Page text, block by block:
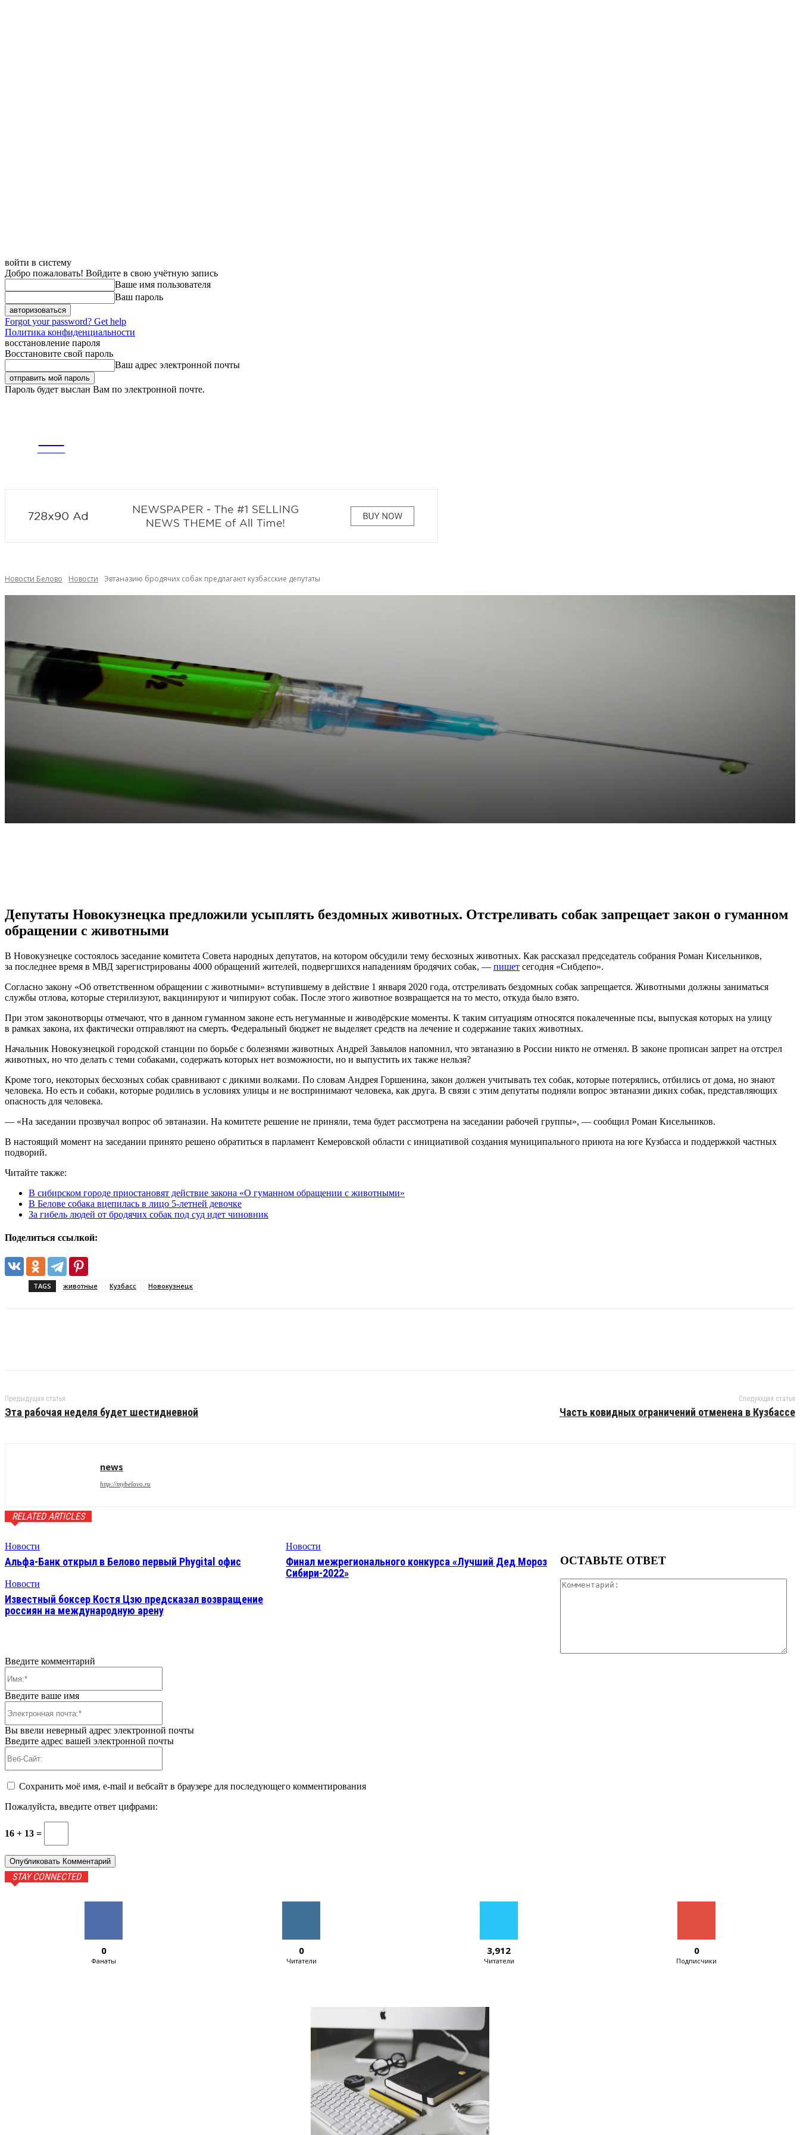
войти в систему
Добро пожаловать! Войдите в свою учётную запись
Ваше имя пользователя
Ваш пароль
Forgot your password? Get help
Политика конфиденциальности
восстановление пароля
Восстановите свой пароль
Ваш адрес электронной почты
Пароль будет выслан Вам по электронной почте.
news
Новости Белово Новости Эвтаназию бродячих собак предлагают кузбасские депутаты
Депутаты Новокузнецка предложили усыплять бездомных животных. Отстреливать собак запрещает закон о гуманном
обращении с животными
В Новокузнецке состоялось заседание комитета Совета народных депутатов, на котором обсудили тему бесхозных животных. Как рассказал председатель собрания Роман Кисельников,
за последнее время в МВД зарегистрированы 4000 обращений жителей, подвергшихся нападениям бродячих собак, — пишет сегодня «Сибдепо».
Согласно закону «Об ответственном обращении с животными» вступившему в действие 1 января 2020 года, отстреливать бездомных собак запрещается. Животными должны заниматься
службы отлова, которые стерилизуют, вакцинируют и чипируют собак. После этого животное возвращается на то место, откуда было взято.
При этом законотворцы отмечают, что в данном гуманном законе есть негуманные и живодёрские моменты. К таким ситуациям относятся покалеченные псы, выпуская которых на улицу
в рамках закона, их фактически отправляют на смерть. Федеральный бюджет не выделяет средств на лечение и содержание таких животных.
Начальник Новокузнецкой городской станции по борьбе с болезнями животных Андрей Завьялов напомнил, что эвтаназию в России никто не отменял. В законе прописан запрет на отстрел
животных, но что делать с теми собаками, содержать которых нет возможности, но и выпустить их также нельзя?
Кроме того, некоторых бесхозных собак сравнивают с дикими волками. По словам Андрея Горшенина, закон должен учитывать тех собак, которые потерялись, отбились от дома, но знают
человека. Но есть и собаки, которые родились в условиях улицы и не воспринимают человека, как друга. В связи с этим депутаты подняли вопрос эвтаназии диких собак, представляющих
опасность для человека.
— «На заседании прозвучал вопрос об эвтаназии. На комитете решение не приняли, тема будет рассмотрена на заседании рабочей группы», — сообщил Роман Кисельников.
В настоящий момент на заседании принято решено обратиться в парламент Кемеровской области с инициативой создания муниципального приюта на юге Кузбасса и поддержкой частных
подворий.
Читайте также:
В сибирском городе приостановят действие закона «О гуманном обращении с животными»
В Белове собака вцепилась в лицо 5-летней девочке
За гибель людей от бродячих собак под суд идет чиновник
Поделиться ссылкой:
TAGS животные Кузбасс Новокузнецк
Предыдущая статья
Эта рабочая неделя будет шестидневной
Следующая статья
Часть ковидных ограничений отменена в Кузбассе
news
http://mybelovo.ru
RELATED ARTICLES
Новости
Альфа-Банк открыл в Белово первый Phygital офис
Новости
Финал межрегионального конкурса «Лучший Дед Мороз
Сибири-2022»
Новости
Известный боксер Костя Цзю предсказал возвращение
россиян на международную арену
ОСТАВЬТЕ ОТВЕТ
Введите комментарий
Введите ваше имя
Вы ввели неверный адрес электронной почты
Введите адрес вашей электронной почты
Сохранить моё имя, e-mail и вебсайт в браузере для последующего комментирования
Пожалуйста, введите ответ цифрами:
16 + 13 =
STAY CONNECTED
0
Фанаты
0
Читатели
3,912
Читатели
0
Подписчики